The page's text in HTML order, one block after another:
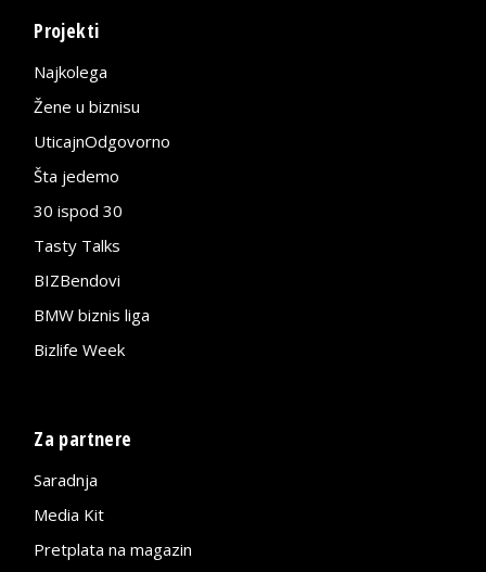
Projekti
Najkolega
Žene u biznisu
UticajnOdgovorno
Šta jedemo
30 ispod 30
Tasty Talks
BIZBendovi
BMW biznis liga
Bizlife Week
Za partnere
Saradnja
Media Kit
Pretplata na magazin